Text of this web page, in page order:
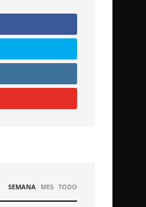
SEMANA MES TODO